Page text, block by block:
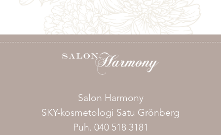
Salon Harmony
SKY-kosmetologi Satu Grönberg
Puh. 040 518 3181